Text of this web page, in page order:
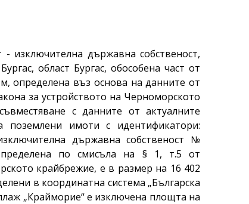
изключителна държавна собственост,
област Бургас, обособена част от
определена въз основа на данните от
за устройството на Черноморското
с данните от актуалните
поземлени имоти с идентификатори:
държавна собственост №
по смисъла на § 1, т.5 от
крайбрежие, е в размер на 16 402
в координатна система „Българска
„Крайморие“ е изключена площта на